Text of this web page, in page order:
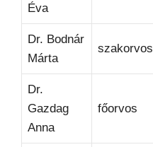
Éva
Dr. Bodnár
Márta
szakorvos
Dr.
Gazdag
Anna
főorvos